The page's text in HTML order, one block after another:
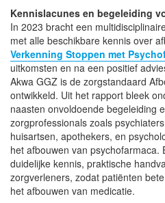
Kennislacunes en begeleiding
In 2023 bracht een
met alle beschikbare kennis over
Verkenning Stoppen met
uitkomsten en na een positief
Akwa GGZ is de zorgstandaard
ontwikkeld. Uit het rapport bleek
naasten onvoldoende begeleiding
zorgprofessionals zoals
huisartsen, apothekers, en
het afbouwen van psychofarmaca.
duidelijke kennis, praktische
zorgverleners, zodat patiënten
het afbouwen van medicatie.